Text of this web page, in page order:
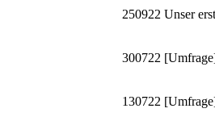
250922 Unser
300722
130722